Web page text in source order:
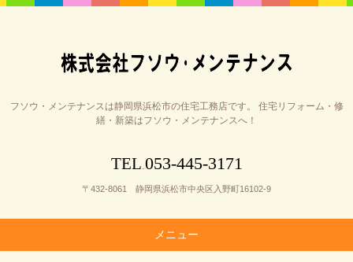
フソウ・メンテナンスは静岡県浜松市の住宅工務店です。 住宅リフォーム・修
繕・新築はフソウ・メンテナンスへ！
TEL 053-445-3171
〒432-8061 静岡県浜松市中央区入野町16102-9
メニュー